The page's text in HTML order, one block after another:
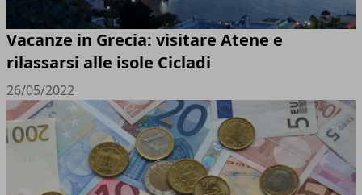
Vacanze in Grecia: visitare Atene e
rilassarsi alle isole Cicladi
26/05/2022